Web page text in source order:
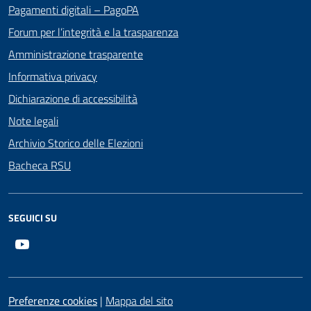
Pagamenti digitali – PagoPA
Forum per l’integrità e la trasparenza
Amministrazione trasparente
Informativa privacy
Dichiarazione di accessibilità
Note legali
Archivio Storico delle Elezioni
Bacheca RSU
SEGUICI SU
Preferenze cookies | Mappa del sito